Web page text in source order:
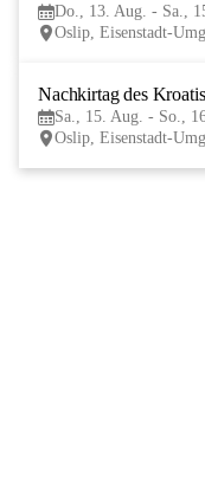
Do., 13. Aug. - Sa.,
Oslip, Eisenstadt-
Nachkirtag des
Sa., 15. Aug. - So.,
Oslip, Eisenstadt-